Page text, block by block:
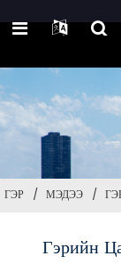
ГЭР МЭДЭЭ
Гэрийн